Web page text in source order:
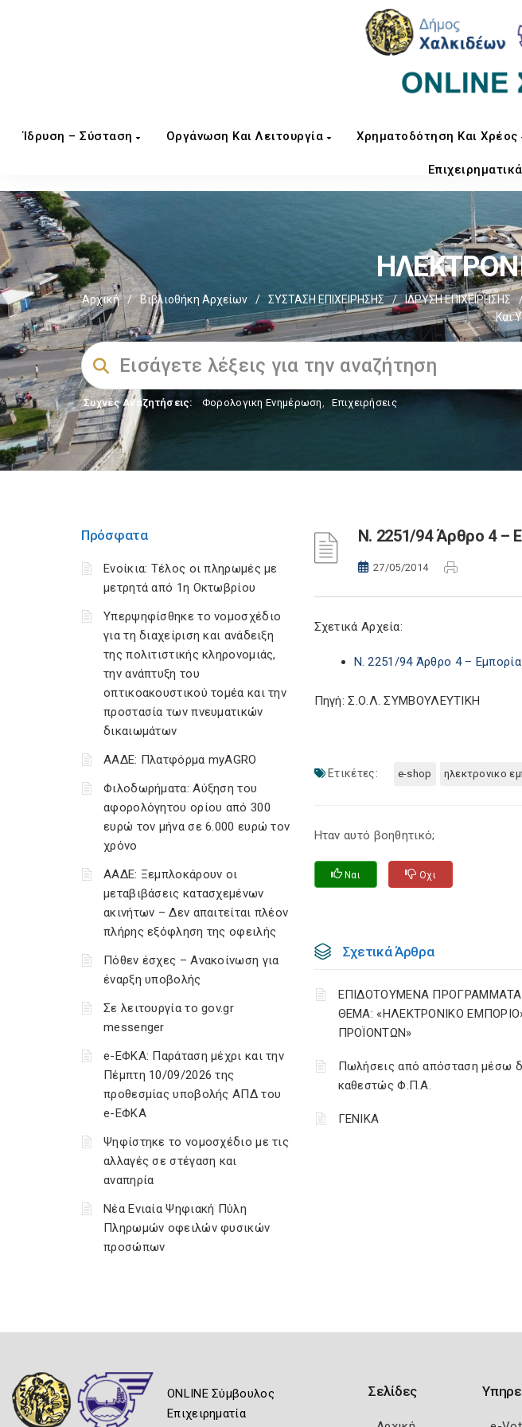
Ίδρυση – Σύσταση Οργάνωση Και Λειτουργία Χρηματοδότηση Και Χρέος
Αρχική / Βιβλιοθήκη Αρχείων / ΣΥΣΤΑΣΗ ΕΠΙΧΕΙΡΗΣΗΣ / ΙΔΡΥΣΗ ΕΠΙΧΕΙΡΗΣΗΣ /
Και
Συχνές Αναζητήσεις: Φορολογικη Ενημέρωση, Επιχειρήσεις
Πρόσφατα
Ενοίκια: Τέλος οι πληρωμές με
μετρητά από 1η Οκτωβρίου
Υπερψηφίσθηκε το νομοσχέδιο
για τη διαχείριση και ανάδειξη
της πολιτιστικής κληρονομιάς,
την ανάπτυξη του
οπτικοακουστικού τομέα και την
προστασία των πνευματικών
δικαιωμάτων
ΑΑΔΕ: Πλατφόρμα myAGRO
Φιλοδωρήματα: Αύξηση του
αφορολόγητου ορίου από 300
ευρώ τον μήνα σε 6.000 ευρώ τον
χρόνο
ΑΑΔΕ: Ξεμπλοκάρουν οι
μεταβιβάσεις κατασχεμένων
ακινήτων – Δεν απαιτείται πλέον
πλήρης εξόφληση της οφειλής
Πόθεν έσχες – Ανακοίνωση για
έναρξη υποβολής
Σε λειτουργία το gov.gr
messenger
e-ΕΦΚΑ: Παράταση μέχρι και την
Πέμπτη 10/09/2026 της
προθεσμίας υποβολής ΑΠΔ του
e-ΕΦΚΑ
Ψηφίστηκε το νομοσχέδιο με τις
αλλαγές σε στέγαση και
αναπηρία
Νέα Ενιαία Ψηφιακή Πύλη
Πληρωμών οφειλών φυσικών
προσώπων
Ν. 2251/94 Άρθρο 4 –
27/05/2014
Σχετικά Αρχεία:
Ν. 2251/94 Άρθρο 4 –
Πηγή: Σ.Ο.Λ. ΣΥΜΒΟΥΛΕΥΤΙΚΗ
Ετικέτες: e-shop ηλεκτρονικο
Ηταν αυτό βοηθητικό;
Ναι Οχι
Σχετικά Άρθρα
ΕΠΙΔΟΤΟΥΜΕΝΑ ΠΡΟΓΡΑΜΜΑΤΑ
ΘΕΜΑ: «ΗΛΕΚΤΡΟΝΙΚΟ
ΠΡΟΪΟΝΤΩΝ»
Πωλήσεις από απόσταση μέσω
καθεστώς Φ.Π.Α.
ΓΕΝΙΚΑ
ONLINE Σύμβουλος
Επιχειρηματία
Σελίδες